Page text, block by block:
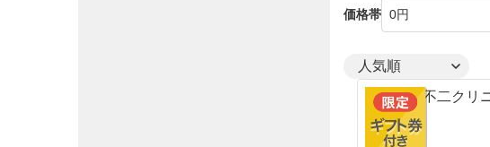
価格帯